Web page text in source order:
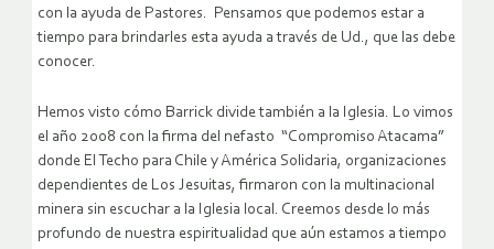
con la ayuda de Pastores. Pensamos que podemos estar a
tiempo para brindarles esta ayuda a través de Ud., que las debe
conocer.
Hemos visto cómo Barrick divide también a la Iglesia. Lo vimos
el año 2008 con la firma del nefasto “Compromiso Atacama”
donde El Techo para Chile y América Solidaria, organizaciones
dependientes de Los Jesuitas, firmaron con la multinacional
minera sin escuchar a la Iglesia local. Creemos desde lo más
profundo de nuestra espiritualidad que aún estamos a tiempo